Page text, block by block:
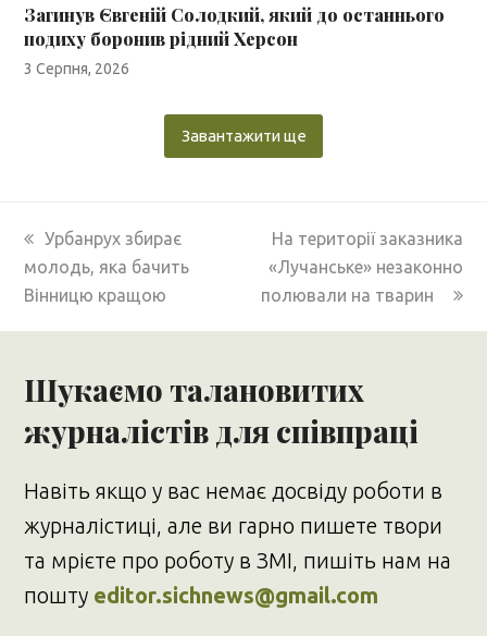
Загинув Євгеній Солодкий, який до останнього
подиху боронив рідний Херсон
3 Серпня, 2026
Завантажити ще
previous
post:
Урбанрух збирає
молодь, яка бачить
Вінницю кращою
next
post:
На території заказника
«Лучанське» незаконно
полювали на тварин
Шукаємо талановитих
журналістів для співпраці
Навіть якщо у вас немає досвіду роботи в
журналістиці, але ви гарно пишете твори
та мрієте про роботу в ЗМІ, пишіть нам на
пошту editor.sichnews@gmail.com